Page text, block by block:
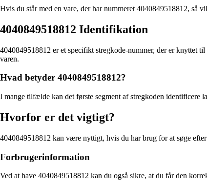
Hvis du står med en vare, der har nummeret 4040849518812,
4040849518812 Identifikation
4040849518812 er et specifikt stregkode-nummer, der er knyttet
varen.
Hvad betyder 4040849518812?
I mange tilfælde kan det første segment af stregkoden identificere
Hvorfor er det vigtigt?
4040849518812 kan være nyttigt, hvis du har brug for at søge
Forbrugerinformation
Ved at have 4040849518812 kan du også sikre, at du får den